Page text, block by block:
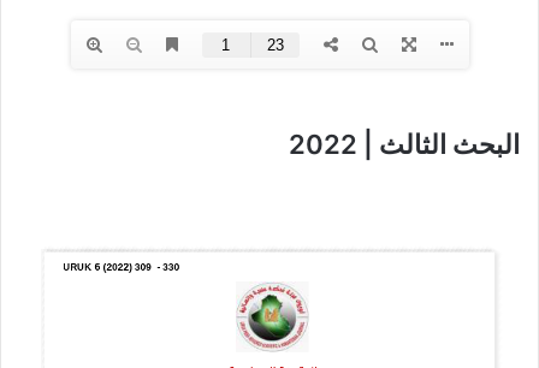
البحث الثالث | 2022